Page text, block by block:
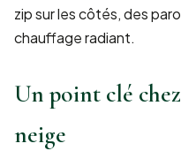
zip sur les côtés, des
chauffage radiant.
Un point clé
neige